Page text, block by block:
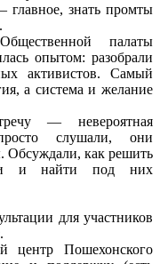
главное, знать промты
палаты
опытом: разобрали
активистов. Самый
а система и желание
— невероятная
слушали, они
Обсуждали, как решить
и найти под них
для участников
центр Пошехонского